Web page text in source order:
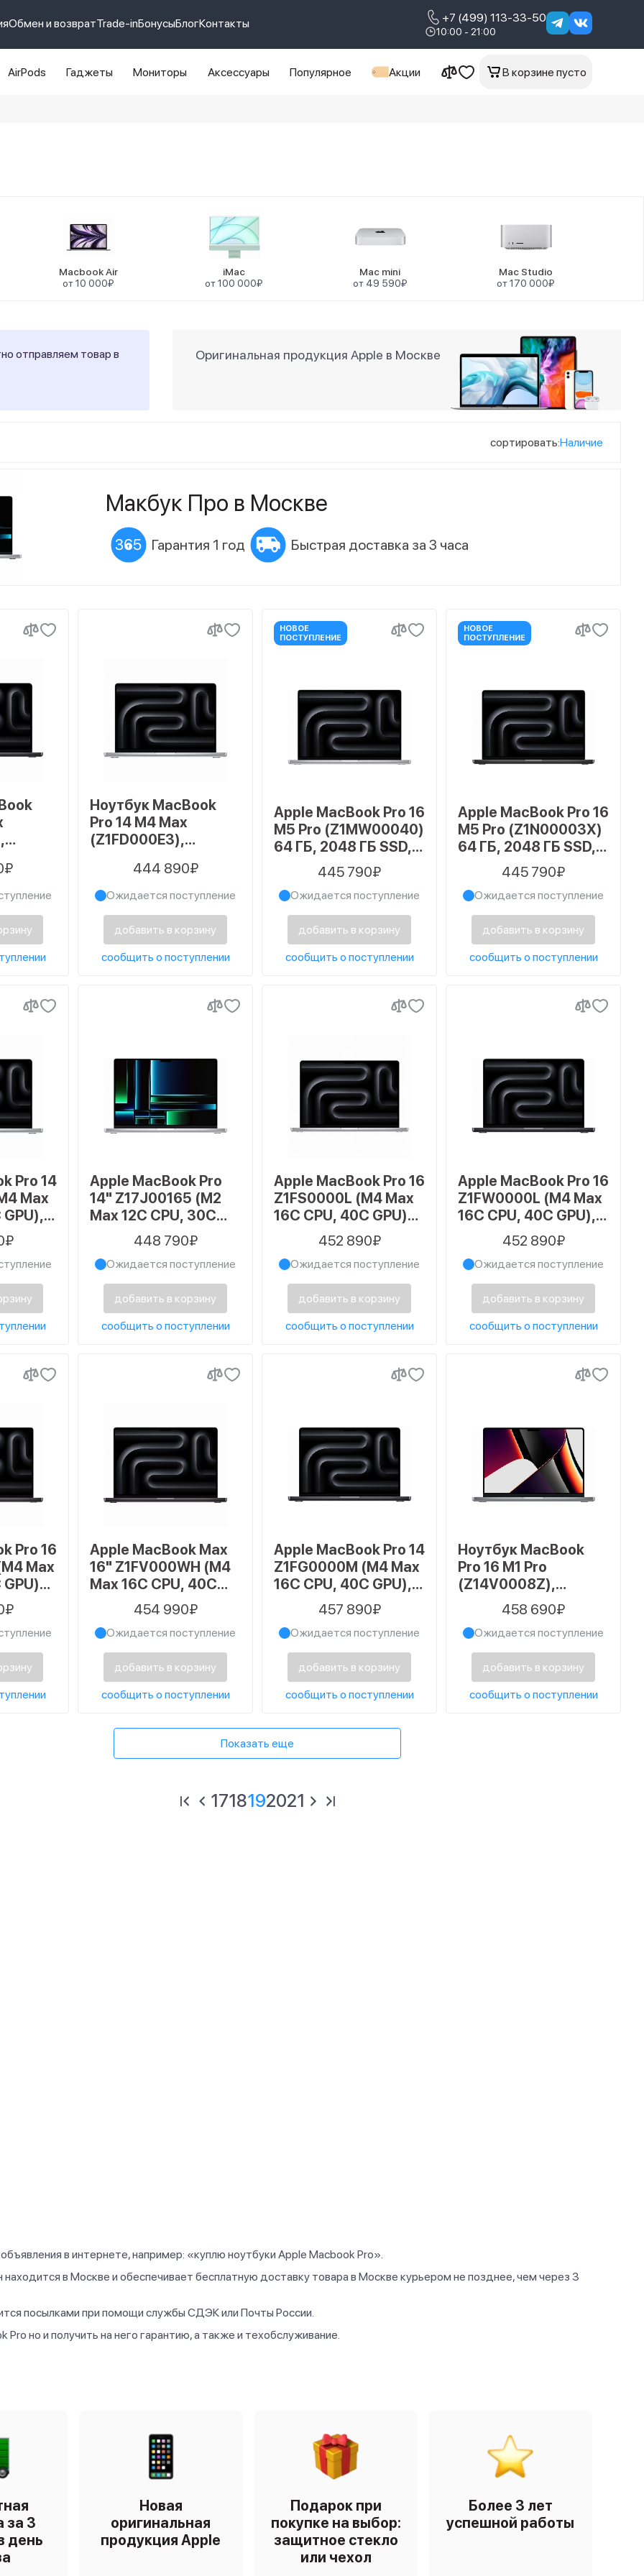
Обмен и возвратTrade-inБонусыБлогКонтакты +7 (499) 113-33-50
10:00 - 21:00
AirPods Гаджеты Мониторы Аксессуары Популярное Акции В корзине пусто
Macbook Air
от 10 000₽
iMac
от 100 000₽
Mac mini
от 49 590₽
Mac Studio
от 170 000₽
отправляем товар в
Оригинальная продукция Apple в Москве
сортировать:Наличие
Макбук Про в Москве
Гарантия 1 год Быстрая доставка за 3 часа
Ноутбук MacBook
Pro 14 M4 Max
(Z1FD000E3),
444 890₽
Ожидается поступление
добавить в корзину
сообщить о поступлении
НОВОЕ
ПОСТУПЛЕНИЕ
Apple MacBook Pro 16
M5 Pro (Z1MW00040)
64 ГБ, 2048 ГБ SSD,
Silver, серебристый
445 790₽
Ожидается поступление
добавить в корзину
сообщить о поступлении
НОВОЕ
ПОСТУПЛЕНИЕ
Apple MacBook Pro 16
M5 Pro (Z1N00003X)
64 ГБ, 2048 ГБ SSD,
Space Black, черный
космос
445 790₽
Ожидается поступление
добавить в корзину
сообщить о поступлении
Pro 14
Max
SSD,
Apple MacBook Pro
14" Z17J00165 (M2
Max 12C CPU, 30C
GPU, 2023) 64 ГБ, 4
ТБ SSD, серый
космос
448 790₽
Ожидается поступление
добавить в корзину
сообщить о поступлении
Apple MacBook Pro 16
Z1FS0000L (M4 Max
16C CPU, 40C GPU)
64 ГБ, 1024 ГБ SSD,
452 890₽
Ожидается поступление
добавить в корзину
сообщить о поступлении
Apple MacBook Pro 16
Z1FW0000L (M4 Max
16C CPU, 40C GPU),
64 ГБ, 1024 ГБ SSD,
Space Black
452 890₽
Ожидается поступление
добавить в корзину
сообщить о поступлении
Pro 16
Max
SSD,
Apple MacBook Max
16" Z1FV000WH (M4
Max 16C CPU, 40C
GPU, 2023) 64 ГБ,
1024 ГБ SSD, Space
Black
454 990₽
Ожидается поступление
добавить в корзину
сообщить о поступлении
Apple MacBook Pro 14
Z1FG0000M (M4 Max
16C CPU, 40C GPU),
48 ГБ, 2048 ГБ SSD,
Space Black
457 890₽
Ожидается поступление
добавить в корзину
сообщить о поступлении
Ноутбук MacBook
Pro 16 M1 Pro
(Z14V0008Z),
32/8192 Гб, серый
космос
458 690₽
Ожидается поступление
добавить в корзину
сообщить о поступлении
Показать еще
1718192021
в интернете, например: «куплю ноутбуки Apple Macbook Pro».
в Москве и обеспечивает бесплатную доставку товара в Москве курьером не позднее, чем через 3
посылками при помощи службы СДЭК или Почты России.
но и получить на него гарантию, а также и техобслуживание.
за 3
день
Новая
оригинальная
продукция Apple
Подарок при
покупке на выбор:
защитное стекло
или чехол
Более 3 лет
успешной работы